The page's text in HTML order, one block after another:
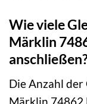
Wie viele
Märklin
Die Anzahl der
Märklin 74862